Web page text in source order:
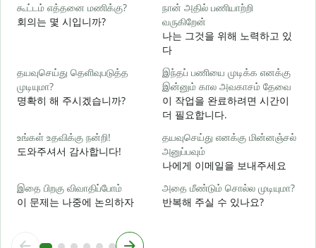
கூட்டம் எத்தனை மணிக்கு?
회의는 몇 시입니까?
நான் அதில் பணியாற்றி
வருகிறேன்
나는 그것을 위해 노력하고 있
다
தயவுசெய்து தெளிவுபடுத்த
முடியுமா?
명확히 해 주시겠습니까?
இந்தப் பணியை முடிக்க எனக்கு
இன்னும் கால அவகாசம் தேவை
이 작업을 완료하려면 시간이
더 필요합니다.
உங்கள் உதவிக்கு நன்றி!
도와주셔서 감사합니다!
தயவுசெய்து எனக்கு மின்னஞ்சல்
அனுப்பவும்
나에게 이메일을 보내주세요
இதை பிறகு விவாதிப்போம்
이 문제는 나중에 논의하자
அதை மீண்டும் சொல்ல முடியுமா?
반복해 주실 수 있나요?